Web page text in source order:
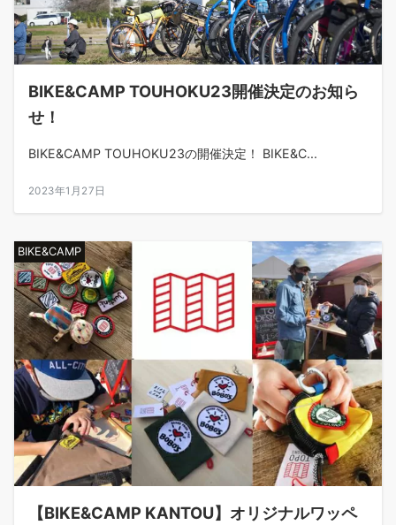
BIKE&CAMP TOUHOKU23開催決定のお知ら
せ！
BIKE&CAMP TOUHOKU23の開催決定！ BIKE&C...
2023年1月27日
BIKE&CAMP
【BIKE&CAMP KANTOU】オリジナルワッペ